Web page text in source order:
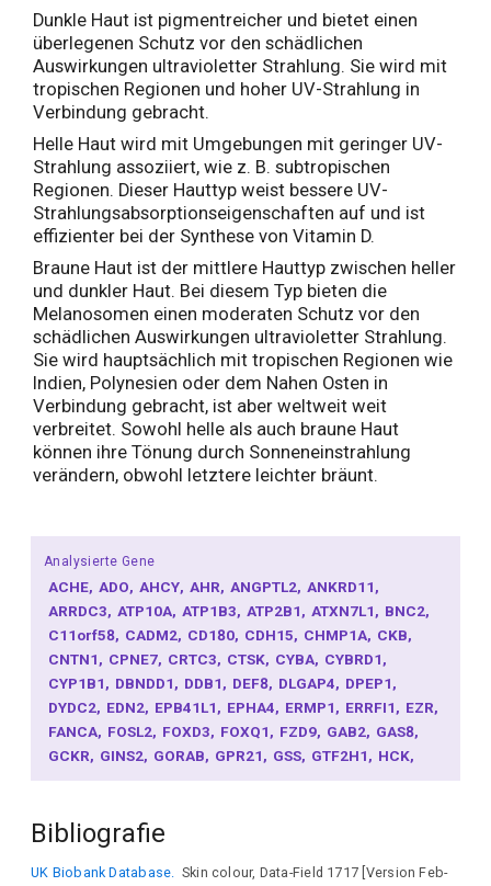
Dunkle Haut ist pigmentreicher und bietet einen
überlegenen Schutz vor den schädlichen
Auswirkungen ultravioletter Strahlung. Sie wird mit
tropischen Regionen und hoher UV-Strahlung in
Verbindung gebracht.
Helle Haut wird mit Umgebungen mit geringer UV-
Strahlung assoziiert, wie z. B. subtropischen
Regionen. Dieser Hauttyp weist bessere UV-
Strahlungsabsorptionseigenschaften auf und ist
effizienter bei der Synthese von Vitamin D.
Braune Haut ist der mittlere Hauttyp zwischen heller
und dunkler Haut. Bei diesem Typ bieten die
Melanosomen einen moderaten Schutz vor den
schädlichen Auswirkungen ultravioletter Strahlung.
Sie wird hauptsächlich mit tropischen Regionen wie
Indien, Polynesien oder dem Nahen Osten in
Verbindung gebracht, ist aber weltweit weit
verbreitet. Sowohl helle als auch braune Haut
können ihre Tönung durch Sonneneinstrahlung
verändern, obwohl letztere leichter bräunt.
Analysierte Gene
ACHE ADO AHCY AHR ANGPTL2 ANKRD11
ARRDC3 ATP10A ATP1B3 ATP2B1 ATXN7L1 BNC2
C11orf58 CADM2 CD180 CDH15 CHMP1A CKB
CNTN1 CPNE7 CRTC3 CTSK CYBA CYBRD1
CYP1B1 DBNDD1 DDB1 DEF8 DLGAP4 DPEP1
DYDC2 EDN2 EPB41L1 EPHA4 ERMP1 ERRFI1 EZR
FANCA FOSL2 FOXD3 FOXQ1 FZD9 GAB2 GAS8
GCKR GINS2 GORAB GPR21 GSS GTF2H1 HCK
HERC2 HMCN1 ID4 IL16 INPP5E IRF4 JADE2
MCF2L MED13L
NDUFS4
PIK3IP1 PKHD1 PLAT POMC PPARGC1B PRDM7
Bibliografie
UK Biobank Database.
Skin colour, Data-Field 1717 [Version Feb-